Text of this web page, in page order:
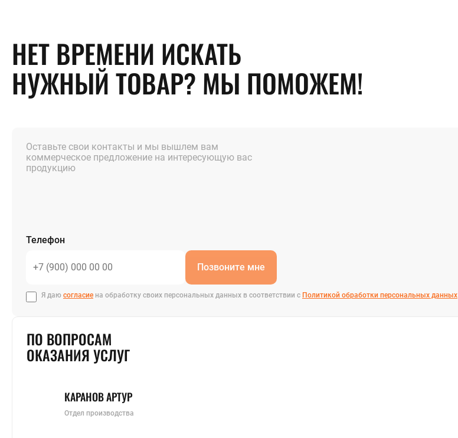
НЕТ ВРЕМЕНИ ИСКАТЬ
НУЖНЫЙ ТОВАР? МЫ ПОМОЖЕМ!
Оставьте свои контакты и мы вышлем вам
коммерческое предложение на интересующую вас
продукцию
Телефон
Позвоните мне
Я даю согласие на обработку своих персональных данных в соответствии с Политикой обработки персональных данных
ПО ВОПРОСАМ
ОКАЗАНИЯ УСЛУГ
КАРАНОВ АРТУР
Отдел производства